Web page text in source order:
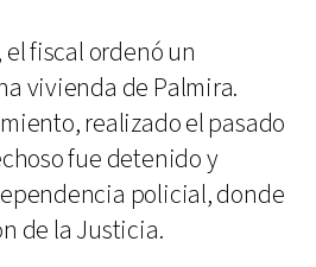
fiscal ordenó un
vivienda de Palmira.
realizado el pasado
fue detenido y
policial, donde
de la Justicia.